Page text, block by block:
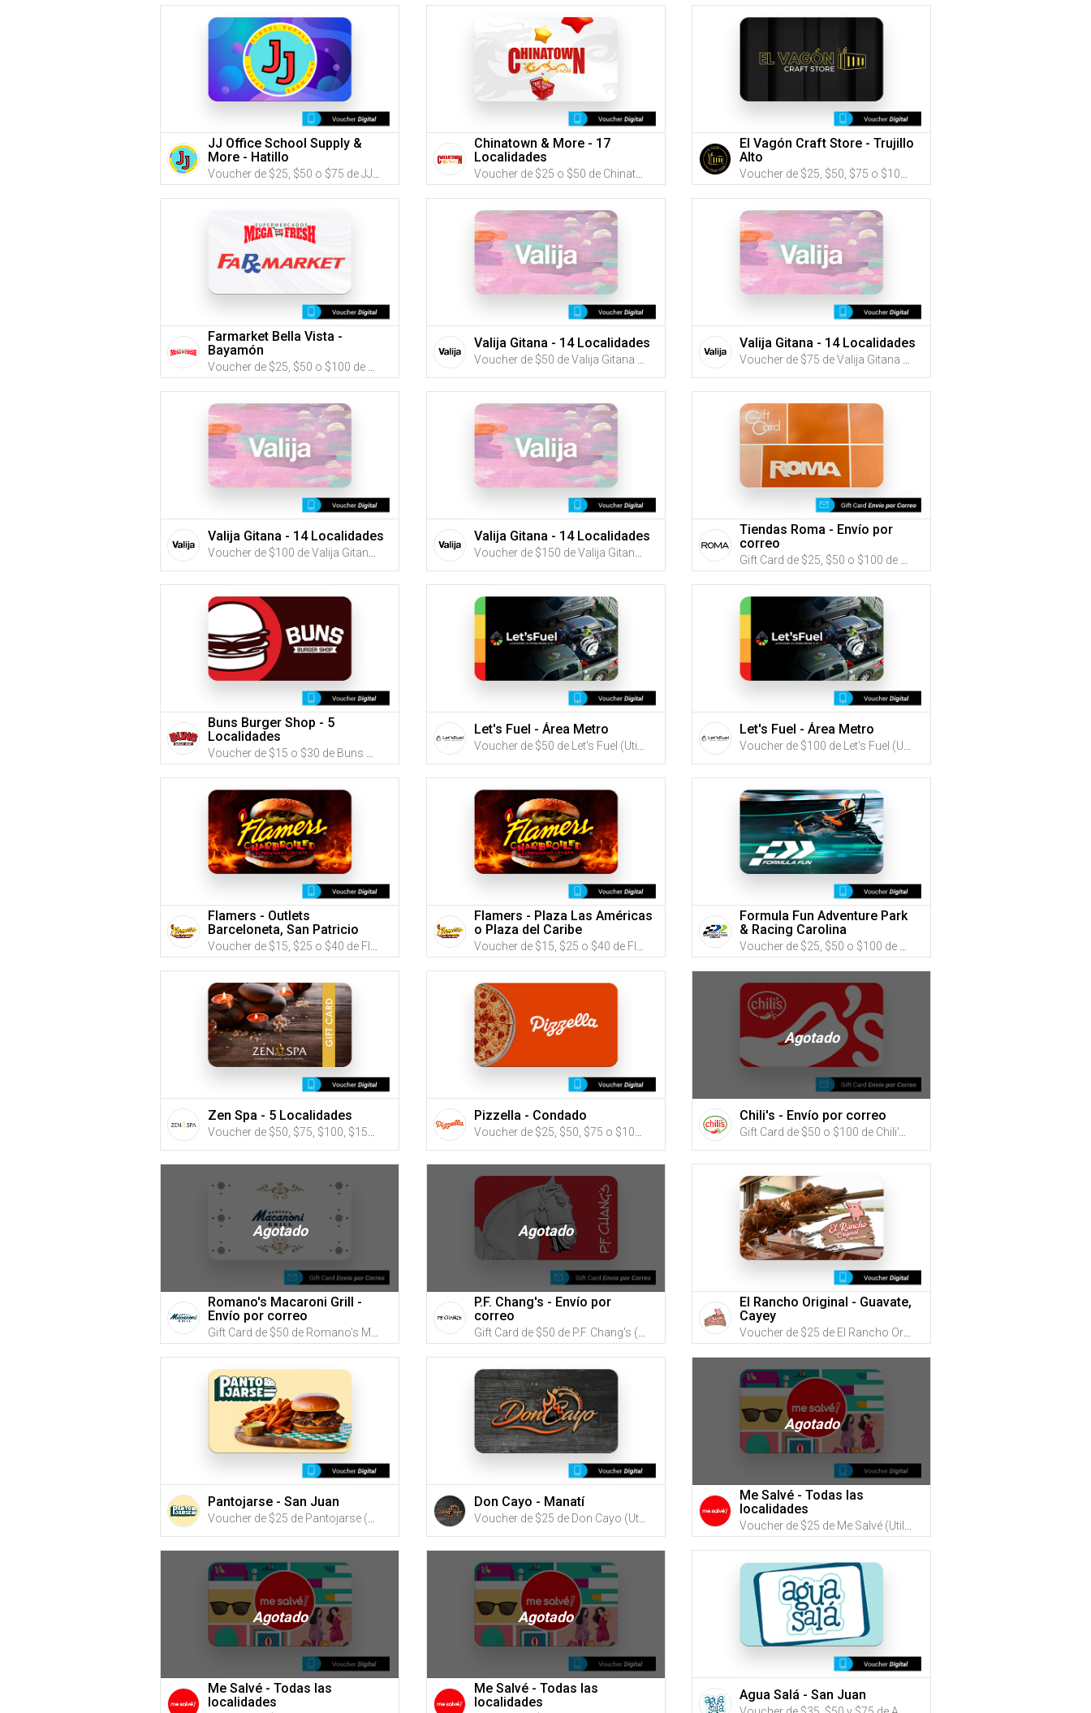
JJ Office School Supply &
More - Hatillo
Chinatown & More - 17
Localidades
Voucher de $25 o $50 de Chinatown & More (Utiliza tus G-Credits® para comprar este Voucher)
El Vagón Craft Store - Trujillo
Alto
Farmarket Bella Vista -
Bayamón
Valija Gitana - 14 Localidades Valija Gitana - 14 Localidades
Valija Gitana - 14 Localidades Valija Gitana - 14 Localidades
Tiendas Roma - Envío por
correo
Buns Burger Shop - 5
Localidades
Let's Fuel - Área Metro Let's Fuel - Área Metro
Flamers - Outlets
Barceloneta, San Patricio
Plaza o Montehiedra
Flamers - Plaza Las Américas
o Plaza del Caribe
Formula Fun Adventure Park
& Racing Carolina
Zen Spa - 5 Localidades Pizzella - Condado
Agotado
Chili's - Envío por correo
Agotado
Romano's Macaroni Grill -
Envío por correo
Agotado
P.F. Chang's - Envío por
correo
Gift Card de $50 de P.F. Chang's (Utiliza tus G-Credits® para comprar este Gift Card. Compra online con envío por correo)
El Rancho Original - Guavate,
Cayey
Pantojarse - San Juan Don Cayo - Manatí
Voucher de $25 de Don Cayo (Utiliza tus G-Credits® para comprar este Voucher)
Agotado
Me Salvé - Todas las
localidades
Agotado
Me Salvé - Todas las
localidades
Agotado
Me Salvé - Todas las
localidades
Agua Salá - San Juan